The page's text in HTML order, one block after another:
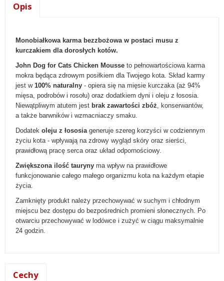
Opis
Monobiałkowa karma bezzbożowa w postaci musu z
kurczakiem dla dorosłych kotów.
John Dog for Cats Chicken Mousse to pełnowartościowa karma
mokra będąca zdrowym posiłkiem dla Twojego kota. Skład karmy
jest w 100% naturalny - opiera się na mięsie kurczaka (aż 94%
mięsa, podrobów i rosołu) oraz dodatkiem dyni i oleju z łososia.
Niewątpliwym atutem jest brak zawartości zbóż, konserwantów,
a także barwników i wzmacniaczy smaku.
Dodatek oleju z łososiageneruje szereg korzyści w codziennym
życiu kota - wpływają na zdrowy wygląd skóry oraz sierści,
prawidłową pracę serca oraz układ odpornościowy.
Zwiększona ilość tauryny ma wpływ na prawidłowe
funkcjonowanie całego małego organizmu kota na każdym etapie
życia.
Zamknięty produkt należy przechowywać w suchym i chłodnym
miejscu bez dostępu do bezpośrednich promieni słonecznych. Po
otwarciu przechowywać w lodówce i zużyć w ciągu maksymalnie
24 godzin.
Cechy